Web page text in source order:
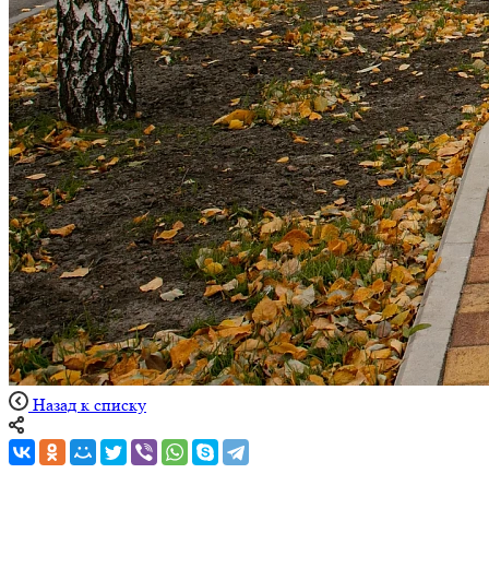
Назад к списку